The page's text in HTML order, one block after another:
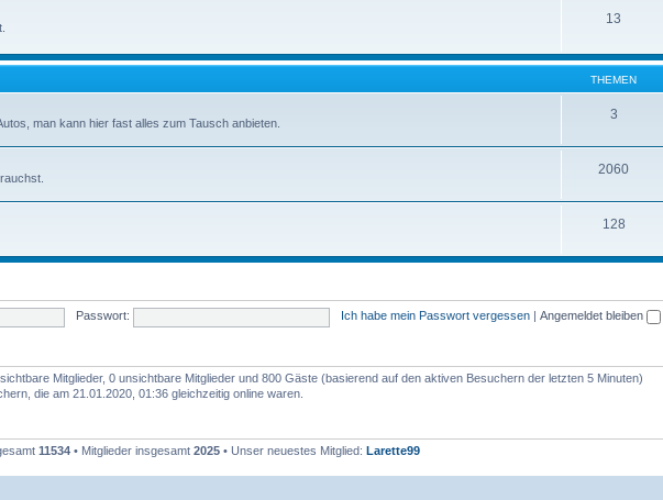
13
THEMEN
man kann hier fast alles zum Tausch anbieten.
3
2060
128
Passwort: Ich habe mein Passwort vergessen Angemeldet bleiben
Mitglieder, 0 unsichtbare Mitglieder und 800 Gäste (basierend auf den aktiven Besuchern der letzten 5 Minuten)
die am 21.01.2020, 01:36 gleichzeitig online waren.
11534 • Mitglieder insgesamt 2025 • Unser neuestes Mitglied: Larette99